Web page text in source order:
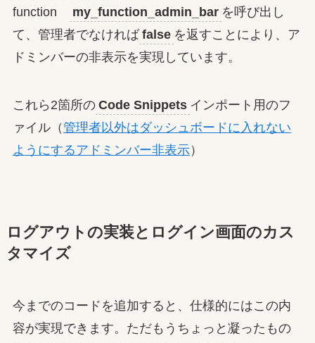
function
my_function_admin_bar を呼び出し
て、管理者でなければ false を返すことにより、ア
ドミンバーの非表示を実現しています。
これら2箇所の Code Snippets インポート用のフ
ァイル（管理者以外はダッシュボードに入れない
ようにするアドミンバー非表示）
ログアウトの実装とログイン画面のカス
タマイズ
今までのコードを追加すると、仕様的にはこの内
容が実現できます。ただもうちょっと凝ったもの